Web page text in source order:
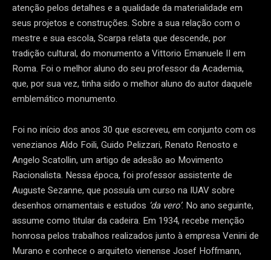
atenção pelos detalhes e a qualidade da materialidade em
seus projetos e construções. Sobre a sua relação com o
mestre e sua escola, Scarpa relata que descende, por
tradição cultural, do monumento a Vittorio Emanuele II em
Roma. Foi o melhor aluno do seu professor da Academia,
que, por sua vez, tinha sido o melhor aluno do autor daquele
emblemático monumento.
Foi no início dos anos 30 que escreveu, em conjunto com os
venezianos Aldo Foili, Guido Pelizzari, Renato Renosto e
Angelo Scatollin, um artigo de adesão ao Movimento
Racionalista. Nessa época, foi professor assistente de
Auguste Sezanne, que possuía um curso na IUAV sobre
desenhos ornamentais e estudos ‘da vero’. No ano seguinte,
assume como titular da cadeira. Em 1934, recebe menção
honrosa pelos trabalhos realizados junto à empresa Venini de
Murano e conhece o arquiteto vienense Josef Hoffmann,